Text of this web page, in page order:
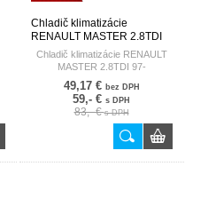
Chladič klimatizácie
RENAULT MASTER 2.8TDI
97- HART
Chladič klimatizácie RENAULT
MASTER 2.8TDI 97-
49,17 € bez DPH
59,- € s DPH
83,- €s DPH